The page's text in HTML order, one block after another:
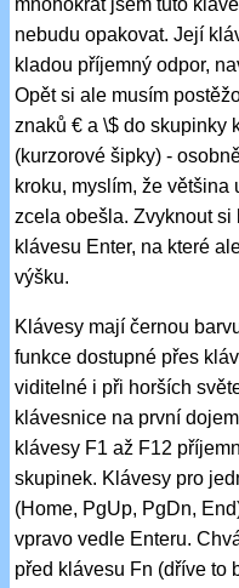
mnohokrát jsem tuto
nebudu opakovat. Její
kladou příjemný odpor,
Opět si ale musím
znaků € a \$ do skupinky
(kurzorové šipky) -
kroku, myslím, že většina
zcela obešla. Zvyknout si
klávesu Enter, na které
výšku.
Klávesy mají černou
funkce dostupné přes
viditelné i při horších
klávesnice na první
klávesy F1 až F12
skupinek. Klávesy pro
(Home, PgUp, PgDn,
vpravo vedle Enteru.
před klávesu Fn (dříve to